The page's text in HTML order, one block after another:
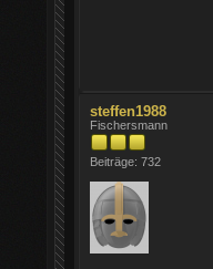
steffen1988
Fischersmann
Beiträge: 732